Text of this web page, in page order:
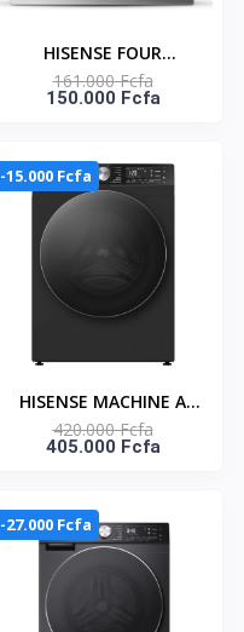
HISENSE FOUR
ELECTRIQUE
ENCASTRABLE NOIR
161.000 Fcfa
150.000 Fcfa
-15.000 Fcfa
HISENSE MACHINE A
LAVER FRONT LOAD -
CONNECT LIFE - 12KG
WD5S1245BB
420.000 Fcfa
405.000 Fcfa
-27.000 Fcfa